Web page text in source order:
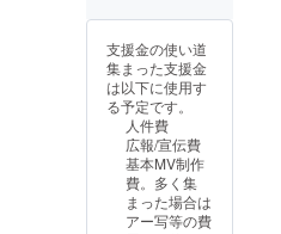
応援ソ
ングを
作りま
す！(歌
入り！)
☆限定
待受画
像 【お
届け方
法】 ギ
ガファ
しっと
り系、
〇〇風
に、、
などな
んでも
OK！
【セッ
ト内
容】
☆MV内
にてあ
掲載す
前をお
書きく
ださい
ー曲調
のリク
エスト
も受け
付けま
す！ー
例）
支援金の使い道
集まった支援金
は以下に使用す
る予定です。
人件費
広報/宣伝費
基本MV制作
費。多く集
まった場合は
アー写等の費